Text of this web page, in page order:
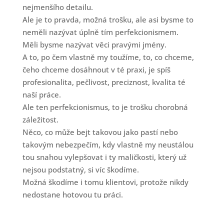
nejmenšího detailu.
Ale je to pravda, možná trošku, ale asi bysme to
neměli nazývat úplně tím perfekcionismem.
Měli bysme nazývat věci pravými jmény.
A to, po čem vlastně my toužíme, to, co chceme,
čeho chceme dosáhnout v té praxi, je spíš
profesionalita, pečlivost, preciznost, kvalita té
naší práce.
Ale ten perfekcionismus, to je trošku chorobná
záležitost.
Něco, co může bejt takovou jako pastí nebo
takovým nebezpečím, kdy vlastně my neustálou
tou snahou vylepšovat i ty maličkosti, který už
nejsou podstatný, si víc škodíme.
Možná škodíme i tomu klientovi, protože nikdy
nedostane hotovou tu práci.